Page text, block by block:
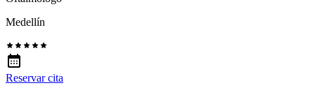
Medellín
Reservar cita